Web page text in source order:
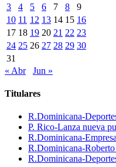
3
4 5 6 7 8
9
10 11 12 13 14 15 16
17 18 19 20 21 22 23
24 25 26 27 28 29 30
31
« Abr
Jun »
Titulares
R.Dominicana-
P. Rico-Lanza nueva
R.Dominicana-
R.Dominicana-
R.Dominicana-